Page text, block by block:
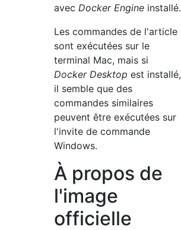
avecDocker Engine installé.
Les commandes de l'article
sont exécutées sur le
terminal Mac, mais si
Docker Desktop est installé,
il semble que des
commandes similaires
peuvent être exécutées sur
l'invite de commande
Windows.
À propos de
l'image
officielle